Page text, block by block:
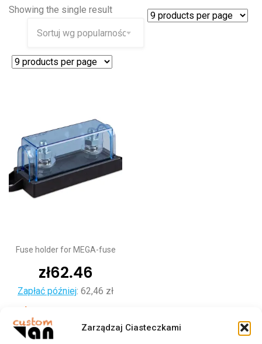
Zarządzaj Ciasteczkami
Showing the single result
Fuse holder for MEGA-fuse
zł62.46
Zapłać później: 62,46 zł